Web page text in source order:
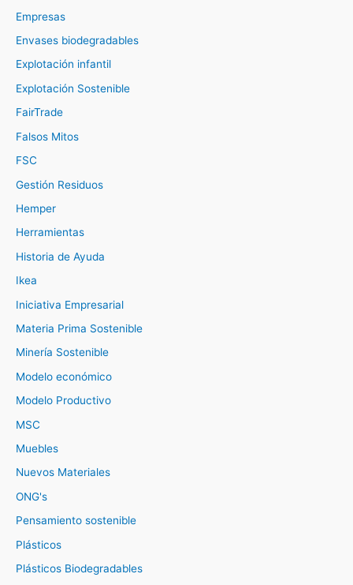
Empresas
Envases biodegradables
Explotación infantil
Explotación Sostenible
FairTrade
Falsos Mitos
FSC
Gestión Residuos
Hemper
Herramientas
Historia de Ayuda
Ikea
Iniciativa Empresarial
Materia Prima Sostenible
Minería Sostenible
Modelo económico
Modelo Productivo
MSC
Muebles
Nuevos Materiales
ONG's
Pensamiento sostenible
Plásticos
Plásticos Biodegradables